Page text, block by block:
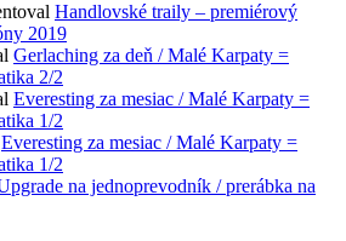
Handlovské traily – premiérový
2019
Gerlaching za deň / Malé Karpaty =
2/2
Everesting za mesiac / Malé Karpaty =
1/2
Everesting za mesiac / Malé Karpaty =
1/2
na jednoprevodník / prerábka na